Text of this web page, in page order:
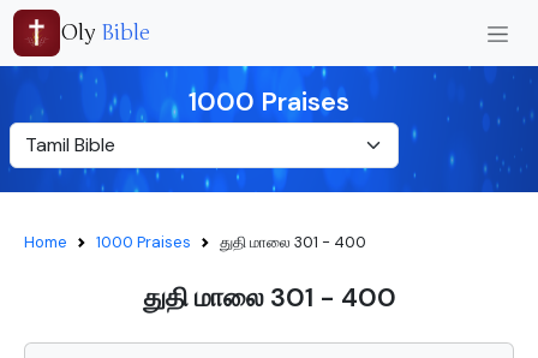
Oly Bible
1000 Praises
Home 1000 Praises துதி மாலை 301 - 400
துதி மாலை 301 - 400